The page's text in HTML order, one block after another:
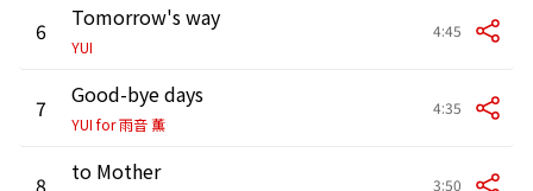
6 Tomorrow's way
YUI
4:45
7 Good-bye days
YUI for 雨音 薫
4:35
8 to Mother 3:50